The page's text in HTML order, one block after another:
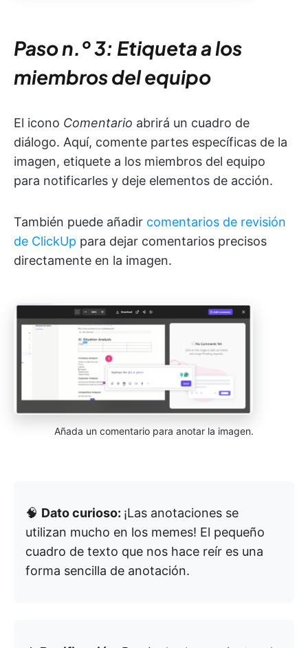
Paso n.º 3: Etiqueta a los
miembros del equipo
El icono Comentario abrirá un cuadro de
diálogo. Aquí, comente partes específicas de la
imagen, etiquete a los miembros del equipo
para notificarles y deje elementos de acción.
También puede añadir comentarios de revisión
de ClickUp para dejar comentarios precisos
directamente en la imagen.
Añada un comentario para anotar la imagen.
🧠 Dato curioso: ¡Las anotaciones se
utilizan mucho en los memes! El pequeño
cuadro de texto que nos hace reír es una
forma sencilla de anotación.